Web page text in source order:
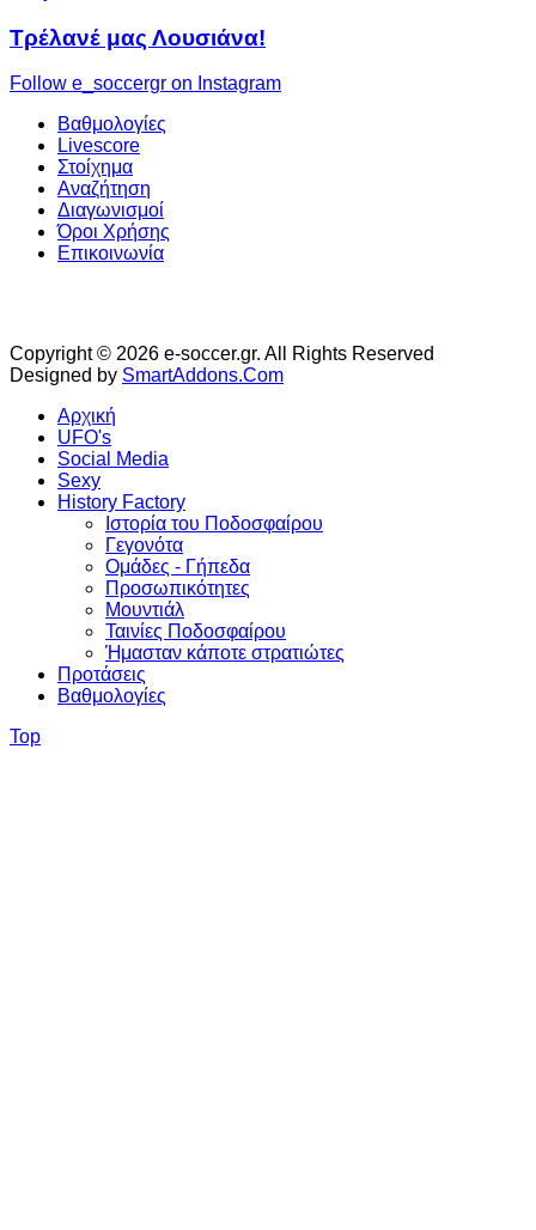
Τρέλανέ μας Λουσιάνα!
Follow e_soccergr on Instagram
Βαθμολογίες
Livescore
Στοίχημα
Αναζήτηση
Διαγωνισμοί
Όροι Χρήσης
Επικοινωνία
Copyright © 2026 e-soccer.gr. All Rights Reserved
Designed by SmartAddons.Com
Αρχική
UFO's
Social Media
Sexy
History Factory
Ιστορία του Ποδοσφαίρου
Γεγονότα
Ομάδες - Γήπεδα
Προσωπικότητες
Μουντιάλ
Ταινίες Ποδοσφαίρου
Ήμασταν κάποτε στρατιώτες
Προτάσεις
Βαθμολογίες
Top